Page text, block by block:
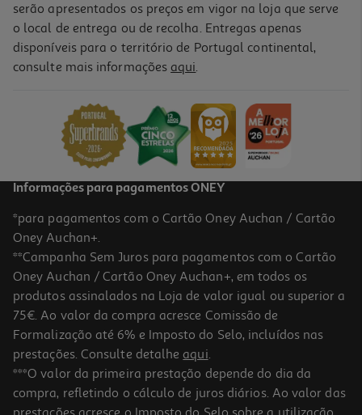
serão apresentados os preços em vigor na loja que serve
o local de entrega ou de recolha. Entregas apenas
disponíveis para o território de Portugal continental,
consulte mais informações aqui.
Informações para pagamentos ONEY
*para pagamentos com o Cartão Oney Auchan / Cartão
Oney Auchan+.
**Campanha Sem Juros para pagamentos com o Cartão
Oney Auchan / Cartão Oney Auchan+, em todos os
produtos assinalados na Loja de valor igual ou superior a
75€. Ao valor da compra acresce Comissão de
Formalização até 6% e Imposto do Selo, incluídos nas
prestações. Consulte detalhe aqui.
***O valor da primeira prestação depende do dia da
compra, refletindo o cálculo de juros diários. Ao valor das